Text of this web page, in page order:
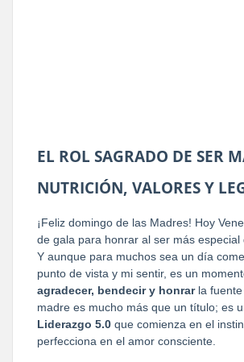
EL ROL SAGRADO DE SER
NUTRICIÓN, VALORES Y
¡Feliz domingo de las Madres! Hoy
de gala para honrar al ser más especial
Y aunque para muchos sea un día
punto de vista y mi sentir, es un
agradecer, bendecir y honrarla fuente
madre es mucho más que un título; es
Liderazgo 5.0 que comienza en el
perfecciona en el amor consciente.